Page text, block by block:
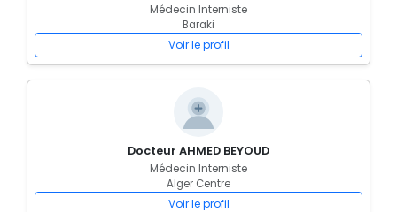
Médecin Interniste
Baraki
Voir le profil
Docteur AHMED BEYOUD
Médecin Interniste
Alger Centre
Voir le profil